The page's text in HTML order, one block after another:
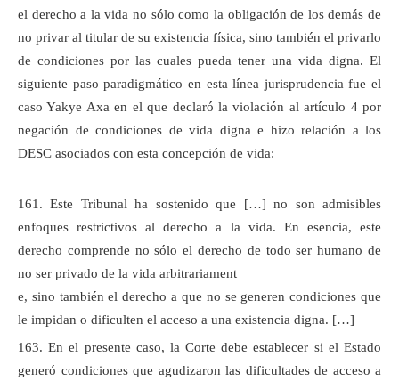
el derecho a la vida no sólo como la obligación de los demás de
no privar al titular de su existencia física, sino también el privarlo
de condiciones por las cuales pueda tener una vida digna. El
siguiente paso paradigmático en esta línea jurisprudencia fue el
caso Yakye Axa en el que declaró la violación al artículo 4 por
negación de condiciones de vida digna e hizo relación a los
DESC asociados con esta concepción de vida:
161. Este Tribunal ha sostenido que […] no son admisibles
enfoques restrictivos al derecho a la vida. En esencia, este
derecho comprende no sólo el derecho de todo ser humano de
no ser privado de la vida arbitrariament
e, sino también el derecho a que no se generen condiciones que
le impidan o dificulten el acceso a una existencia digna. […]
163. En el presente caso, la Corte debe establecer si el Estado
generó condiciones que agudizaron las dificultades de acceso a